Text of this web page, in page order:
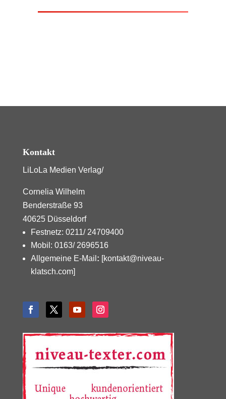
Kontakt
LiLoLa Medien Verlag/
Cornelia Wilhelm
Benderstraße 93
40625 Düsseldorf
Festnetz: 0211/ 24709400
Mobil: 0163/ 2696516
Allgemeine E-Mail : [kontakt@niveau-
klatsch.com]